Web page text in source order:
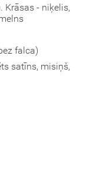
Krāsas - niķelis,
falca)
satīns, misiņš,